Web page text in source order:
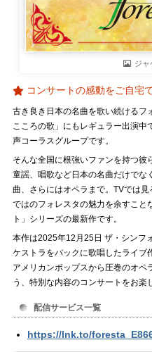
ジャ
コンサートの感動をご自宅
古き良き日本の名曲を歌い続けるフ
こころの歌」にもレギュラー出演中
声コーラスグループです。
そんな全国に根強いファンを持つ彼
童謡、唱歌など日本の名曲だけでな
曲、さらにはオペラまで。TVでは
ではのフォレスタの魅力を余すこと
ト」シリーズの最新作です。
本作は2025年12月25日 ザ・シンフ
ケストラをバックに歌唱したライブ
アメリカンポップスから圧巻のオペ
う、特別な内容のコンサートをお楽
配信サービス一覧
https://lnk.to/